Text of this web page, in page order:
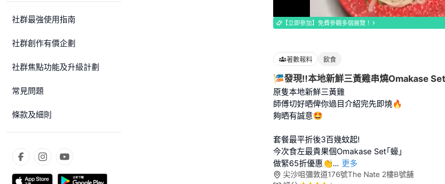
社群最強使用指南
社群創作有價企劃
社群焦點功能及升級計劃
常見問題
條款及細則
Loaded:
100.00%
【立即參加】免費參觀多個展覽！
著數報料 飲食
🎏發現‼️本地新鮮三黃雞串燒Omakase
原隻本地新鮮三黃雞
師傅切好晒俾你過目介紹完先即燒🔥
夠晒有誠意🤩
套餐最平折後3百幾蚊起!
今次食左最貴果個Omakase Set｢蠔｣
做緊65折優惠👏... 更多
尖沙咀彌敦道176號The Nate 2樓B號舖